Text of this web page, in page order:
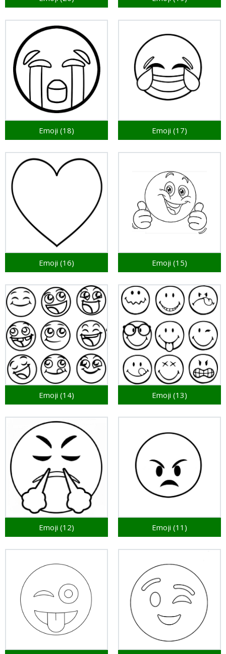
Emoji (18) Emoji (17)
Emoji (16) Emoji (15)
Emoji (14) Emoji (13)
Emoji (12) Emoji (11)